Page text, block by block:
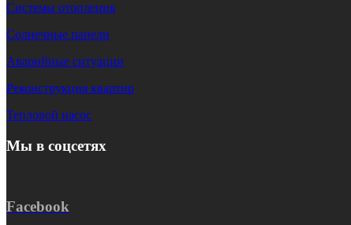
Системы отопления
Солнечные панели
Аварийные ситуации
Реконструкция квартир
Тепловой насос
Мы в соцсетях
Facebook